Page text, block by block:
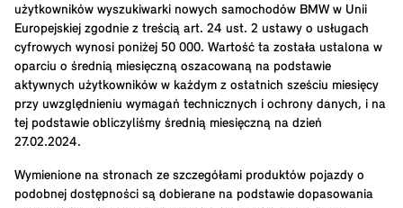
użytkowników wyszukiwarki nowych samochodów BMW w Unii
Europejskiej zgodnie z treścią art. 24 ust. 2 ustawy o usługach
cyfrowych wynosi poniżej 50 000. Wartość ta została ustalona w
oparciu o średnią miesięczną oszacowaną na podstawie
aktywnych użytkowników w każdym z ostatnich sześciu miesięcy
przy uwzględnieniu wymagań technicznych i ochrony danych, i na
tej podstawie obliczyliśmy średnią miesięczną na dzień
27.02.2024.
Wymienione na stronach ze szczegółami produktów pojazdy o
podobnej dostępności są dobierane na podstawie dopasowania